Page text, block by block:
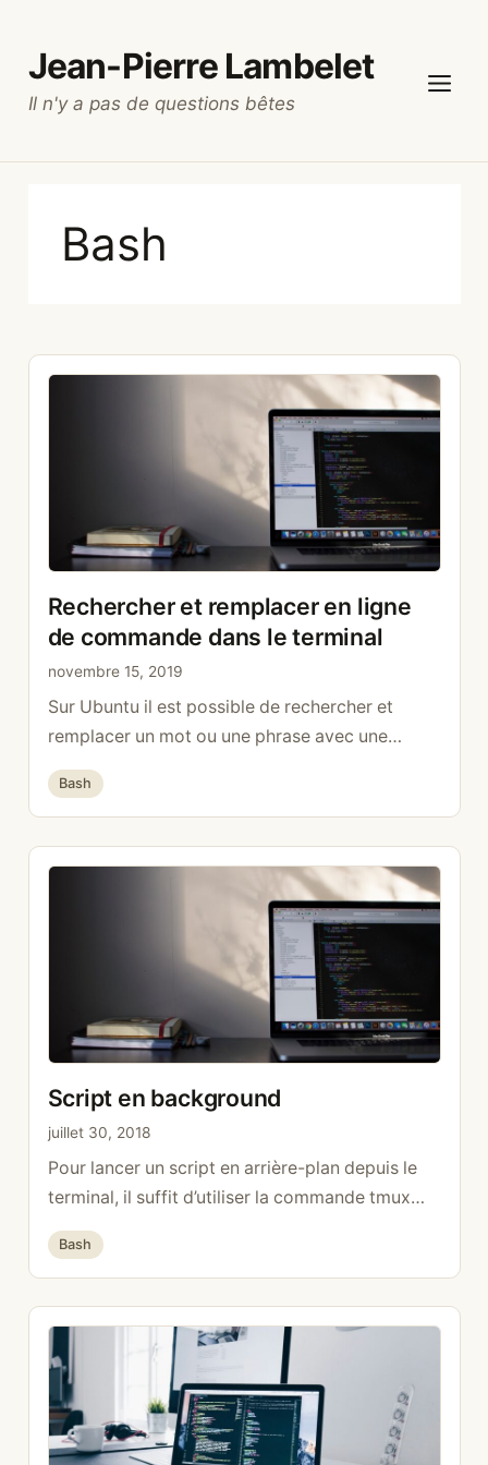
contenu
Jean-Pierre Lambelet
Il n'y a pas de questions bêtes
Bash
Rechercher et remplacer en ligne
de commande dans le terminal
novembre 15, 2019
Sur Ubuntu il est possible de rechercher et
remplacer un mot ou une phrase avec une
simple ligne de commande sed -i
‘s/original/nouveau/g’ fichier.txt Explication: sed
= Stream EDitor -i = in-place (sauvegarde dans
le fichier d’origine) les chaînes dans la
commande: s = la commande de remplacement
original = expression régulière pour le mot …
Catégories
Bash
Script en background
juillet 30, 2018
Pour lancer un script en arrière-plan depuis le
terminal, il suffit d’utiliser la commande tmux
Une fois à l’intérieur, simplement lancer le script
puis faire cmd + b, d
Catégories
Bash